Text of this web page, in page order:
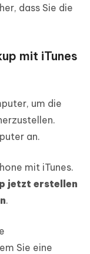
dass Sie die
mit iTunes
um die
an.
mit iTunes.
jetzt erstellen
.
Sie eine